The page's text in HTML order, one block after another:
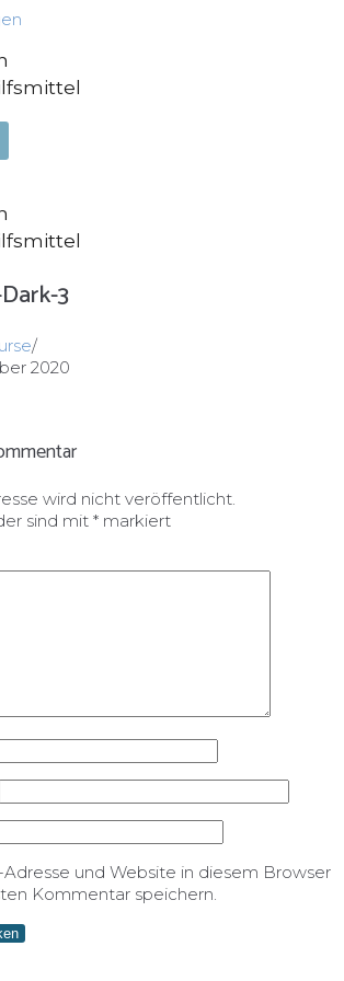
3
2020
wird nicht veröffentlicht.
sind mit * markiert
und Website in diesem Browser
Kommentar speichern.